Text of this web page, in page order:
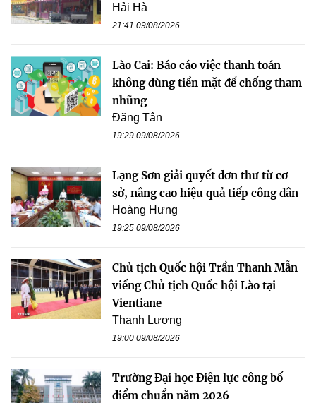
Hải Hà
21:41 09/08/2026
Lào Cai: Báo cáo việc thanh toán
không dùng tiền mặt để chống tham
nhũng
Đăng Tân
19:29 09/08/2026
Lạng Sơn giải quyết đơn thư từ cơ
sở, nâng cao hiệu quả tiếp công dân
Hoàng Hưng
19:25 09/08/2026
Chủ tịch Quốc hội Trần Thanh Mẫn
viếng Chủ tịch Quốc hội Lào tại
Vientiane
Thanh Lương
19:00 09/08/2026
Trường Đại học Điện lực công bố
điểm chuẩn năm 2026